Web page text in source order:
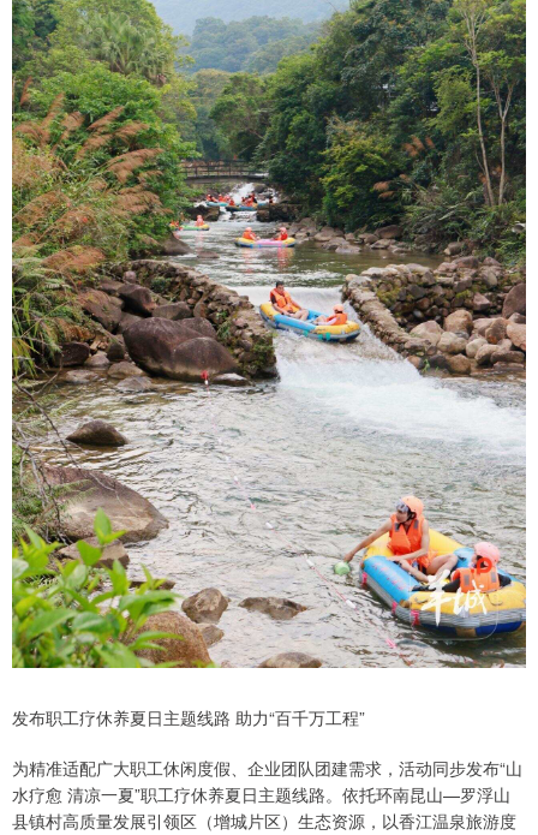
发布职工疗休养夏日主题线路 助力“百千万工程”
为精准适配广大职工休闲度假、企业团队团建需求，活动同步发布“山
水疗愈 清凉一夏”职工疗休养夏日主题线路。依托环南昆山—罗浮山
县镇村高质量发展引领区（增城片区）生态资源，以香江温泉旅游度